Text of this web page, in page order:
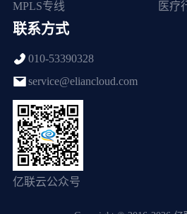
MPLS专线
医疗
联系方式
010-53390328
service@eliancloud.com
亿联云公众号